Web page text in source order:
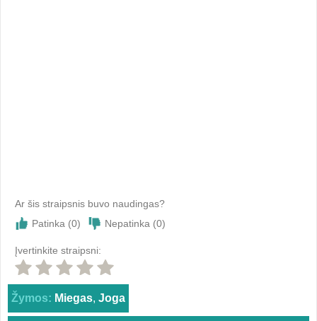
Ar šis straipsnis buvo naudingas?
Patinka (0) Nepatinka (0)
Įvertinkite straipsni:
Žymos: Miegas, Joga